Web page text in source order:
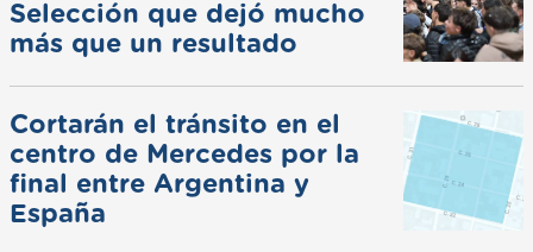
Selección que dejó mucho
más que un resultado
Cortarán el tránsito en el
centro de Mercedes por la
final entre Argentina y
España